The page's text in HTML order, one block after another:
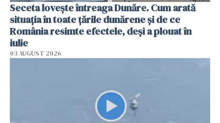
Seceta lovește întreaga Dunăre. Cum arată
situația în toate țările dunărene și de ce
România resimte efectele, deși a plouat în
iulie
03 AUGUST 2026